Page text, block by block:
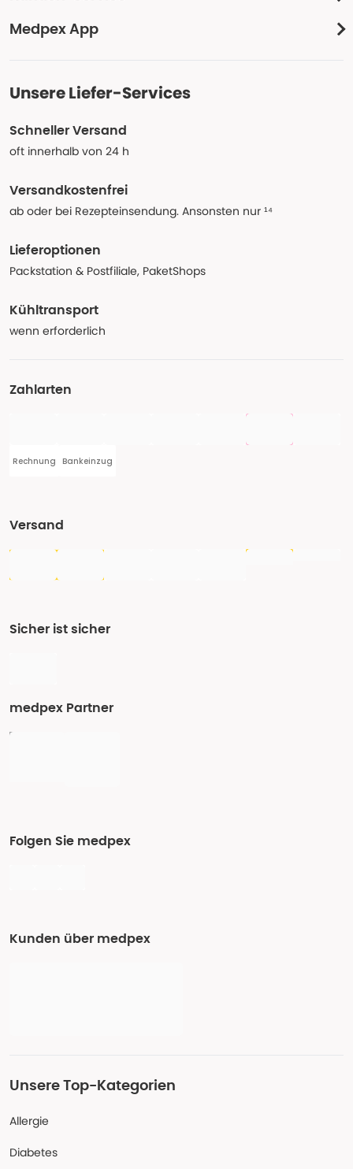
Medpex App
Unsere Liefer-Services
Schneller Versand
oft innerhalb von 24 h
Versandkostenfrei
ab oder bei Rezepteinsendung. Ansonsten nur ¹⁴
Lieferoptionen
Packstation & Postfiliale, PaketShops
Kühltransport
wenn erforderlich
Zahlarten
Rechnung Bankeinzug
Versand
Sicher ist sicher
medpex Partner
Folgen Sie medpex
Kunden über medpex
Unsere Top-Kategorien
Allergie
Diabetes